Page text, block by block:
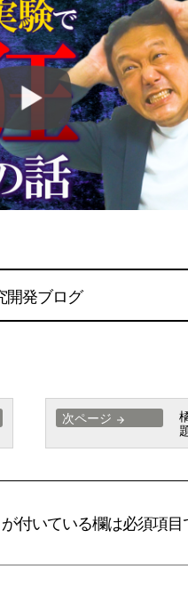
開発ブログ
次ページ arrow_forward
が付いている欄は必須項目